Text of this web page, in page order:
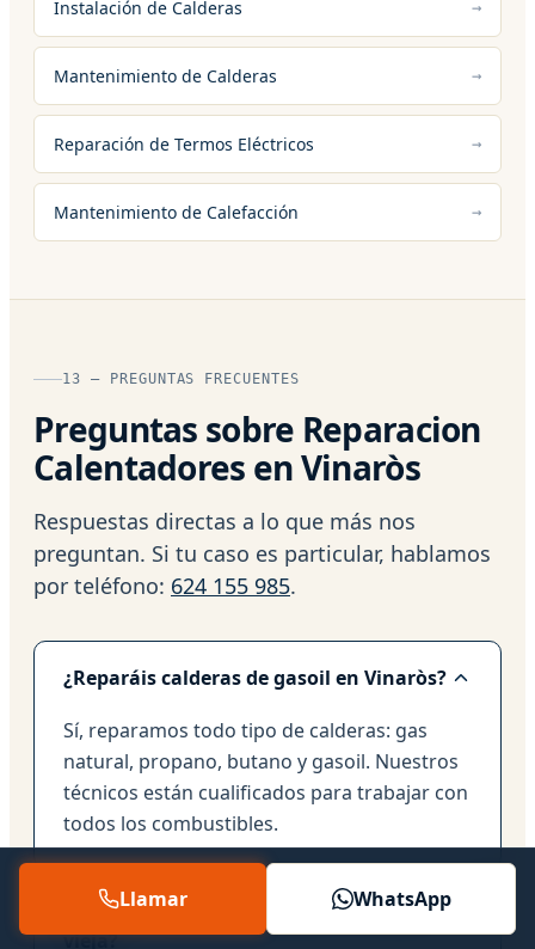
Instalación de Calderas
Mantenimiento de Calderas
Reparación de Termos Eléctricos
Mantenimiento de Calefacción
13 — PREGUNTAS FRECUENTES
Preguntas sobre Reparacion
Calentadores en Vinaròs
Respuestas directas a lo que más nos
preguntan. Si tu caso es particular, hablamos
por teléfono: 624 155 985.
¿Reparáis calderas de gasoil en Vinaròs?
Sí, reparamos todo tipo de calderas: gas
natural, propano, butano y gasoil. Nuestros
técnicos están cualificados para trabajar con
todos los combustibles.
¿Es mejor reparar o cambiar mi caldera
vieja?
Llamar WhatsApp